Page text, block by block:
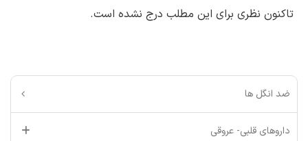
تاکنون نظری برای این مطلب درج نشده است.
ضد انگل ها
داروهای قلبی- عروقی